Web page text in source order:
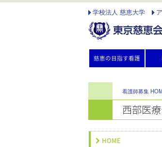
学校法人 慈恵大学
慈恵の目指す看護
看護師募集
西部医
HOME